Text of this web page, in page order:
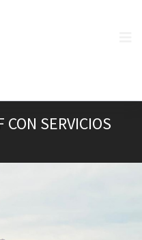
CON SERVICIOS